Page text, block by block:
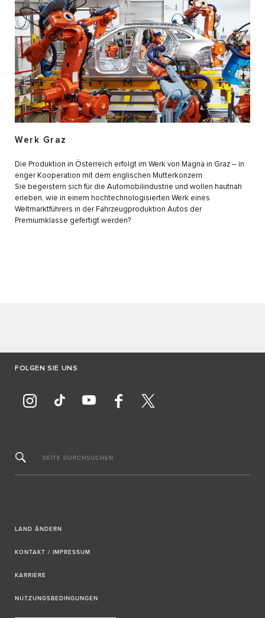
Werk Graz
Die Produktion in Österreich erfolgt im Werk von Magna in Graz – in
enger Kooperation mit dem englischen Mutterkonzern.
Sie begeistern sich für die Automobilindustrie und wollen hautnah
erleben, wie in einem hochtechnologisierten Werk eines
Weltmarktführers in der Fahrzeugproduktion Autos der
Premiumklasse gefertigt werden?
FOLGEN SIE UNS
SEITE DURCHSUCHEN
LAND ÄNDERN
KONTAKT / IMPRESSUM
KARRIERE
NUTZUNGSBEDINGUNGEN